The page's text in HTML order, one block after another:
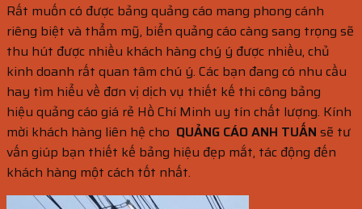
Rất muốn có được bảng quảng cáo mang phong cánh
riêng biệt và thẩm mỹ, biển quảng cáo càng sang trọng sẽ
thu hút được nhiều khách hàng chý ý được nhiều, chủ
kinh doanh rất quan tâm chú ý. Các bạn đang có nhu cầu
hay tìm hiểu về đơn vị dịch vụ thiết kế thi công bảng
hiệu quảng cáo giá rẻ Hồ Chí Minh uy tín chất lượng. Kính
mời khách hàng liên hệ cho QUẢNG CÁO ANH TUẤN sẽ tư
vấn giúp bạn thiết kế bảng hiệu đẹp mắt, tác động đến
khách hàng một cách tốt nhất.